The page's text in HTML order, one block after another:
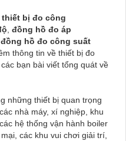
thiết bị đo công
, đồng hồ đo áp
đồng hồ đo công suất
thông tin về thiết bị đo
bạn bài viết tổng quát về
những thiết bị quan trọng
nhà máy, xí nghiệp, khu
hệ thống vận hành boiler
các khu vui chơi giải trí,